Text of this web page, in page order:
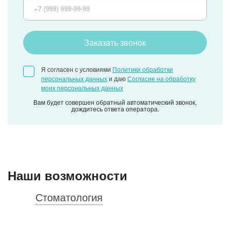
Заказать звонок
Я согласен с условиями Политики обработки
персональных данныхи даюСогласие на обработку
моих персональных данных
Вам будет совершен обратный автоматический звонок,
дождитесь ответа оператора.
Наши возможности
Стоматология